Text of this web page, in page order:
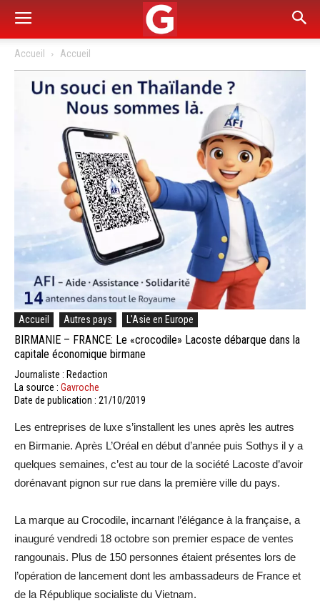
Accueil Accueil
Accueil Autres pays L'Asie en Europe
BIRMANIE – FRANCE: Le «crocodile» Lacoste débarque dans la
capitale économique birmane
Journaliste : Redaction
La source : Gavroche
Date de publication : 21/10/2019
Les entreprises de luxe s’installent les unes après les autres
en Birmanie. Après L’Oréal en début d’année puis Sothys il y a
quelques semaines, c’est au tour de la société Lacoste d’avoir
dorénavant pignon sur rue dans la première ville du pays.
La marque au Crocodile, incarnant l’élégance à la française, a
inauguré vendredi 18 octobre son premier espace de ventes
rangounais. Plus de 150 personnes étaient présentes lors de
l’opération de lancement dont les ambassadeurs de France et
de la République socialiste du Vietnam.